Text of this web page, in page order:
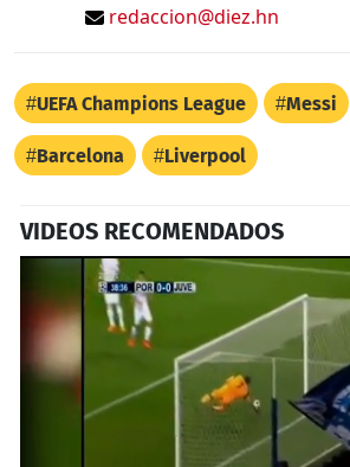
redaccion@diez.hn
UEFA Champions League Messi
Barcelona Liverpool
VIDEOS RECOMENDADOS